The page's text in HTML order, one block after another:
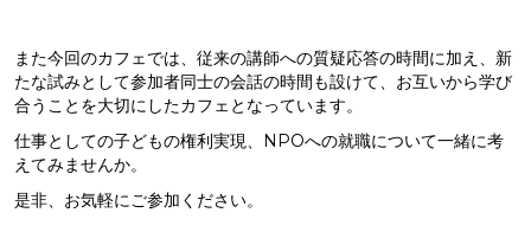
また今回のカフェでは、従来の講師への質疑応答の時間に加え、新
たな試みとして参加者同士の会話の時間も設けて、お互いから学び
合うことを大切にしたカフェとなっています。
仕事としての子どもの権利実現、NPOへの就職について一緒に考
えてみませんか。
是非、お気軽にご参加ください。